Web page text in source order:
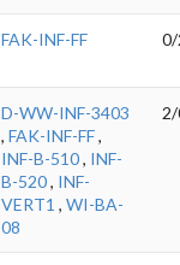
FAK-INF-FF
D-WW-INF-3403
, FAK-INF-FF,
INF-B-510, INF-
B-520, INF-
VERT1 , WI-BA-
08